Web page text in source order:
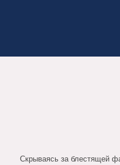
Скрываясь за блестящей